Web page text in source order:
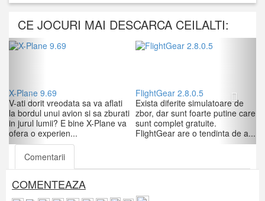
CE JOCURI MAI DESCARCA CEILALTI:
X-Plane 9.69
V-ati dorit vreodata sa va aflati
la bordul unui avion si sa zburati
in jurul lumii? E bine X-Plane va
ofera o experien...
FlightGear 2.8.0.5
Exista diferite simulatoare de
zbor, dar sunt foarte putine care
sunt complet gratuite.
FlightGear are o tendinta de a...
Previous
Comentarii
COMENTEAZA